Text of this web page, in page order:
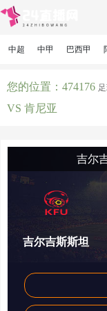
中超 中甲 巴西甲
您的位置：474176
VS 肯尼亚
吉尔
吉尔吉斯斯坦